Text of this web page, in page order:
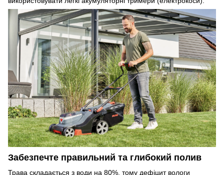
Забезпечте правильний та глибокий полив
Трава складається з води на 80%, тому дефіцит вологи